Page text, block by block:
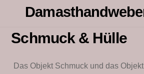
contentSchmuck & Hülle
Das Objekt Schmuck und das